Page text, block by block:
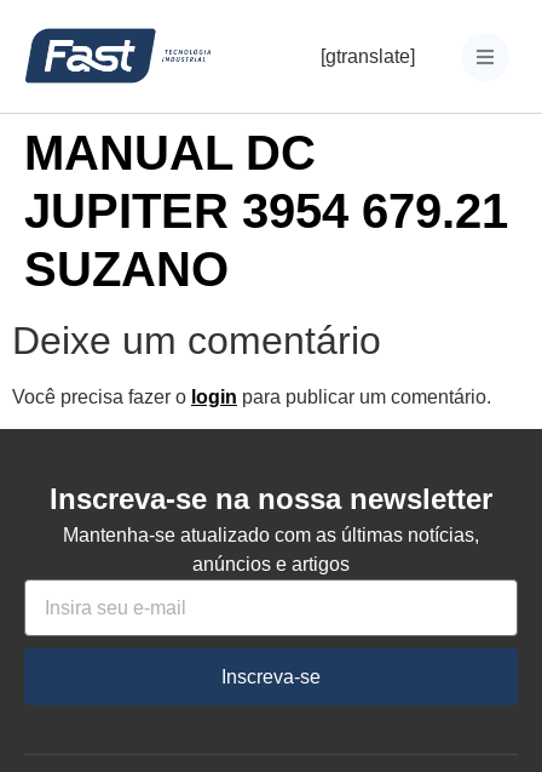
[gtranslate]
MANUAL DC
JUPITER 3954 679.21
SUZANO
Deixe um comentário
Você precisa fazer o login para publicar um comentário.
Inscreva-se na nossa newsletter
Mantenha-se atualizado com as últimas notícias,
anúncios e artigos
Inscreva-se